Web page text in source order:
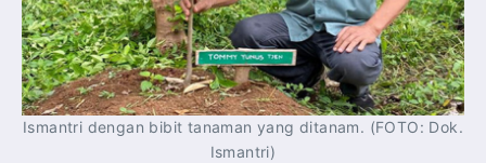
Ismantri dengan bibit tanaman yang ditanam. (FOTO: Dok.
Ismantri)